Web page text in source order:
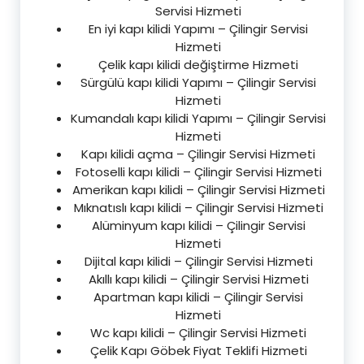
Servisi Hizmeti
En iyi kapı kilidi Yapımı – Çilingir Servisi
Hizmeti
Çelik kapı kilidi değiştirme Hizmeti
Sürgülü kapı kilidi Yapımı – Çilingir Servisi
Hizmeti
Kumandalı kapı kilidi Yapımı – Çilingir Servisi
Hizmeti
Kapı kilidi açma – Çilingir Servisi Hizmeti
Fotoselli kapı kilidi – Çilingir Servisi Hizmeti
Amerikan kapı kilidi – Çilingir Servisi Hizmeti
Mıknatıslı kapı kilidi – Çilingir Servisi Hizmeti
Alüminyum kapı kilidi – Çilingir Servisi
Hizmeti
Dijital kapı kilidi – Çilingir Servisi Hizmeti
Akıllı kapı kilidi – Çilingir Servisi Hizmeti
Apartman kapı kilidi – Çilingir Servisi
Hizmeti
Wc kapı kilidi – Çilingir Servisi Hizmeti
Çelik Kapı Göbek Fiyat Teklifi Hizmeti